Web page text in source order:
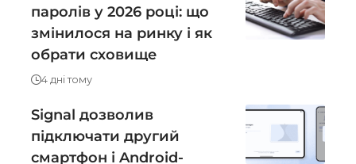
паролів у 2026 році: що
змінилося на ринку і як
обрати сховище
4 дні тому
Signal дозволив
підключати другий
смартфон і Android-